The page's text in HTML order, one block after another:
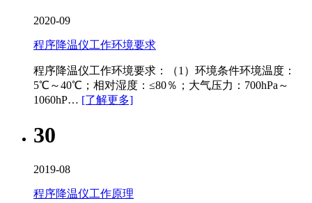
2020-09
程序降温仪工作环境要求
程序降温仪​工作环境要求：（1）环境条件环境温度：
5℃～40℃；相对湿度：≤80％；大气压力：700hPa～
1060hP… [了解更多]
30
2019-08
程序降温仪工作原理